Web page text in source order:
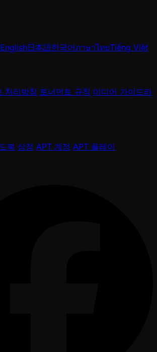
English日本語한국어ภาษาไทยTiếng Việt
처리방침 토너먼트 규칙 미디어 가이드라
북 상점 APT 계정 APT 플레이